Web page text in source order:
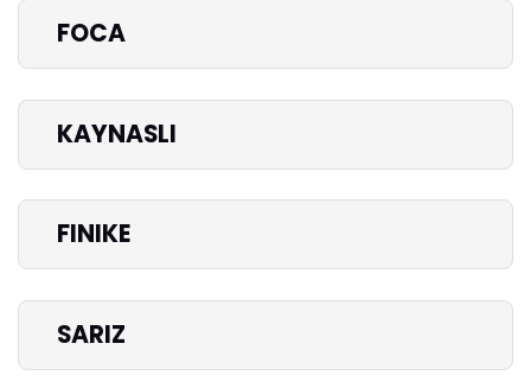
FOCA
KAYNASLI
FINIKE
SARIZ